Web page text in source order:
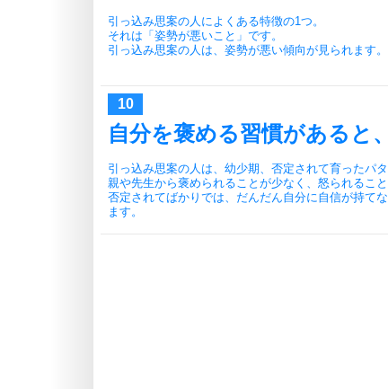
引っ込み思案の人によくある特徴の1つ。
それは「姿勢が悪いこと」です。
引っ込み思案の人は、姿勢が悪い傾向が見られます。
自分を褒める習慣があると
引っ込み思案の人は、幼少期、否定されて育ったパタ
親や先生から褒められることが少なく、怒られること
否定されてばかりでは、だんだん自分に自信が持て
ます。